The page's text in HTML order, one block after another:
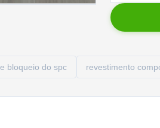
bloqueio do spc revestimento